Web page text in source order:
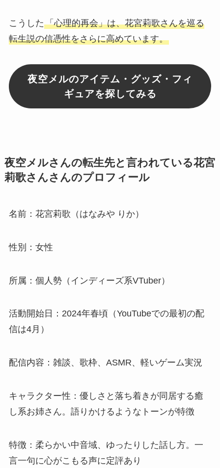
こうした「心理的再会」は、花宮莉歌さんを巡る
転生説の信憑性をさらに高めています。
夜空メルのアイテム・グッズ・フィ
ギュアを探してみる
夜空メルさんの転生先と言われている花宮
莉歌さんさんのプロフィール
名前：花宮莉歌（はなみや りか）
性別：女性
所属：個人勢（インディーズ系VTuber）
活動開始日：2024年春頃（YouTubeでの最初の配
信は4月）
配信内容：雑談、歌枠、ASMR、軽いゲーム実況
キャラクター性：優しさと落ち着きが同居する癒
し系お姉さん。語りかけるようなトーンが特徴
特徴：柔らかい中音域、ゆったりした話し方。一
言一句に心がこもる声に定評あり